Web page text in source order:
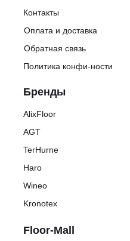
Бренды
Floor-Mall
Контакты
Оплата и доставка
Обратная связь
AlixFloor
AGT
TerHurne
Haro
Политика конфи-ности
Wineo
Kronotex